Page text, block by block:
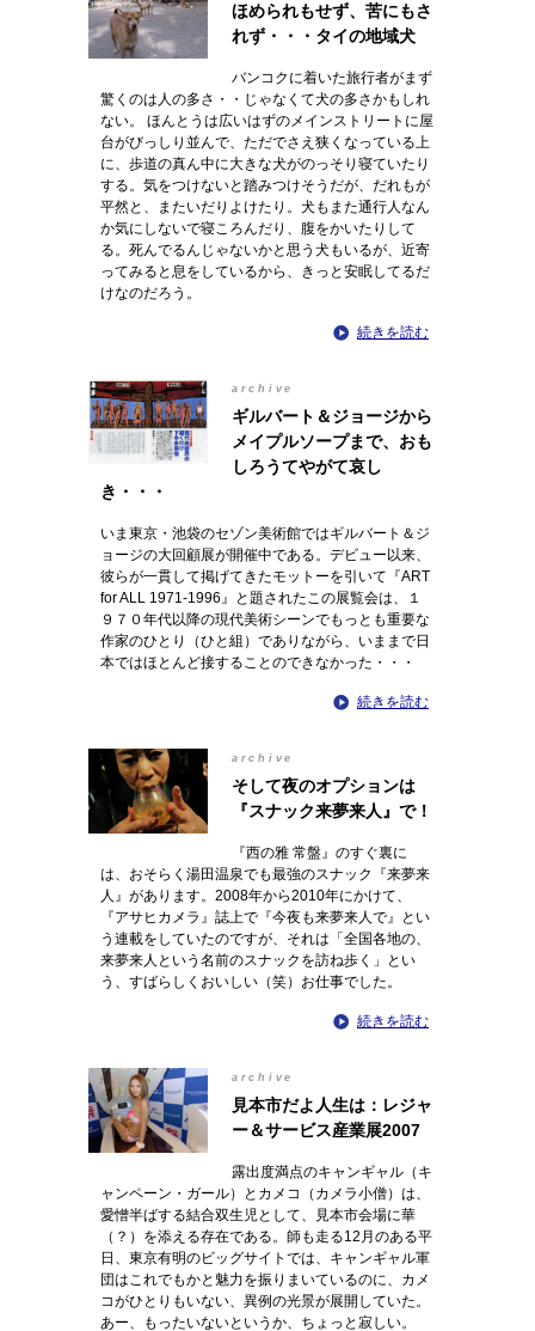
ほめられもせず、苦にもさ
れず・・・タイの地域犬
バンコクに着いた旅行者がまず
驚くのは人の多さ・・じゃなくて犬の多さかもしれ
ない。 ほんとうは広いはずのメインストリートに屋
台がびっしり並んで、ただでさえ狭くなっている上
に、歩道の真ん中に大きな犬がのっそり寝ていたり
する。気をつけないと踏みつけそうだが、だれもが
平然と、またいだりよけたり。犬もまた通行人なん
か気にしないで寝ころんだり、腹をかいたりして
る。死んでるんじゃないかと思う犬もいるが、近寄
ってみると息をしているから、きっと安眠してるだ
けなのだろう。
続きを読む
archive
ギルバート＆ジョージから
メイプルソープまで、おも
しろうてやがて哀し
き・・・
いま東京・池袋のセゾン美術館ではギルバート＆ジ
ョージの大回顧展が開催中である。デビュー以来、
彼らが一貫して掲げてきたモットーを引いて『ART
for ALL 1971-1996』と題されたこの展覧会は、１
９７０年代以降の現代美術シーンでもっとも重要な
作家のひとり（ひと組）でありながら、いままで日
本ではほとんど接することのできなかった・・・
続きを読む
archive
そして夜のオプションは
『スナック来夢来人』で！
『西の雅 常盤』のすぐ裏に
は、おそらく湯田温泉でも最強のスナック『来夢来
人』があります。2008年から2010年にかけて、
『アサヒカメラ』誌上で『今夜も来夢来人で』とい
う連載をしていたのですが、それは「全国各地の、
来夢来人という名前のスナックを訪ね歩く」とい
う、すばらしくおいしい（笑）お仕事でした。
続きを読む
archive
見本市だよ人生は：レジャ
ー＆サービス産業展2007
露出度満点のキャンギャル（キ
ャンペーン・ガール）とカメコ（カメラ小僧）は、
愛憎半ばする結合双生児として、見本市会場に華
（？）を添える存在である。師も走る12月のある平
日、東京有明のビッグサイトでは、キャンギャル軍
団はこれでもかと魅力を振りまいているのに、カメ
コがひとりもいない、異例の光景が展開していた。
あー、もったいないというか、ちょっと寂しい。